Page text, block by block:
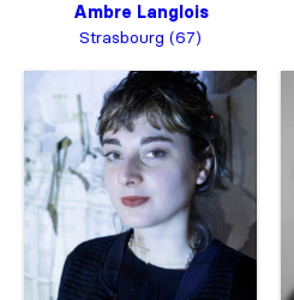
Ambre Langlois
Strasbourg (67)